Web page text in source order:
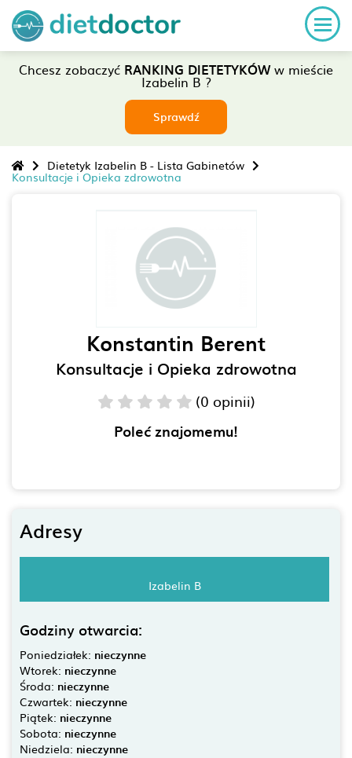
Chcesz zobaczyć RANKING DIETETYKÓWw mieście
Izabelin B ?
Sprawdź
Dietetyk Izabelin B - Lista Gabinetów
Konsultacje i Opieka zdrowotna
Konstantin Berent
Konsultacje i Opieka zdrowotna
(0 opinii)
Poleć znajomemu!
Adresy
Izabelin B
Godziny otwarcia:
Poniedziałek: nieczynne
Wtorek: nieczynne
Środa: nieczynne
Czwartek: nieczynne
Piątek: nieczynne
Sobota: nieczynne
Niedziela: nieczynne